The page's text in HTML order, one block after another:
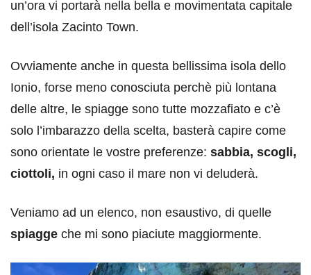
un’ora vi portarà nella bella e movimentata capitale
dell’isola Zacinto Town.
Ovviamente anche in questa bellissima isola dello
Ionio, forse meno conosciuta perchè più lontana
delle altre, le spiagge sono tutte mozzafiato e c’è
solo l’imbarazzo della scelta, basterà capire come
sono orientate le vostre preferenze: sabbia, scogli,
ciottoli, in ogni caso il mare non vi deluderà.
Veniamo ad un elenco, non esaustivo, di quelle
spiagge che mi sono piaciute maggiormente.